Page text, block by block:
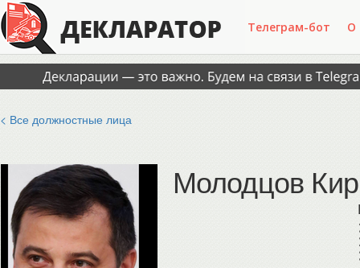
Телеграм-бот О
< Все должностные лица
Молодцов